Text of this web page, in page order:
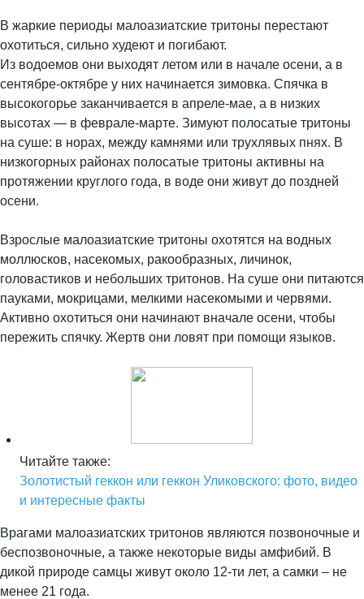
В жаркие периоды малоазиатские тритоны перестают
охотиться, сильно худеют и погибают.
Из водоемов они выходят летом или в начале осени, а в
сентябре-октябре у них начинается зимовка. Спячка в
высокогорье заканчивается в апреле-мае, а в низких
высотах — в феврале-марте. Зимуют полосатые тритоны
на суше: в норах, между камнями или трухлявых пнях. В
низкогорных районах полосатые тритоны активны на
протяжении круглого года, в воде они живут до поздней
осени.
Взрослые малоазиатские тритоны охотятся на водных
моллюсков, насекомых, ракообразных, личинок,
головастиков и небольших тритонов. На суше они питаются
пауками, мокрицами, мелкими насекомыми и червями.
Активно охотиться они начинают вначале осени, чтобы
пережить спячку. Жертв они ловят при помощи языков.
Читайте также:
Золотистый геккон или геккон Уликовского: фото, видео
и интересные факты
Врагами малоазиатских тритонов являются позвоночные и
беспозвоночные, а также некоторые виды амфибий. В
дикой природе самцы живут около 12-ти лет, а самки – не
менее 21 года.